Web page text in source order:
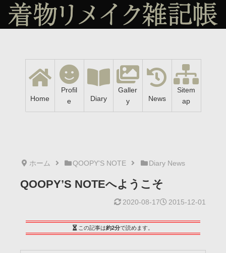
Home
Profil
e
Diary
Galler
y
News
Sitem
ap
ホーム QOOPY'S NOTE Diary News
QOOPY’S NOTEへようこそ
2015-12-01
2020-08-17
この記事は約2分で読めます。